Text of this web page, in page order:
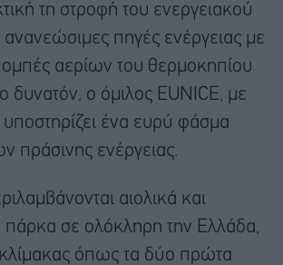
τη στροφή του ενεργειακού
ανανεώσιμες πηγές ενέργειας με
αερίων του θερμοκηπίου
δυνατόν, ο όμιλος EUNICE, με
υποστηρίζει ένα ευρύ φάσμα
πράσινης ενέργειας.
αιολικά και
πάρκα σε ολόκληρη την Ελλάδα,
όπως τα δύο πρώτα